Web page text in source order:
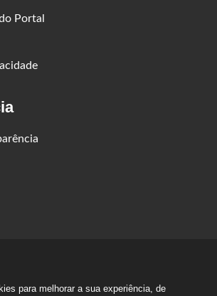
Portal
para melhorar a sua experiência, de